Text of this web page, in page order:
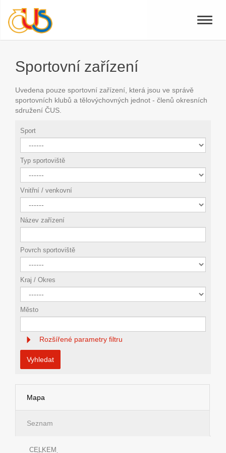
Toggle
Sportovní zařízení
Uvedena pouze sportovní zařízení, která jsou ve správě
sportovních klubů a tělovýchovných jednot - členů okresních
sdružení ČUS.
Sport
Typ sportoviště
Vnitřní / venkovní
Název zařízení
Povrch sportoviště
Kraj / Okres
Město
Rozšířené parametry filtru
Vyhledat
Mapa
Seznam
CELKEM